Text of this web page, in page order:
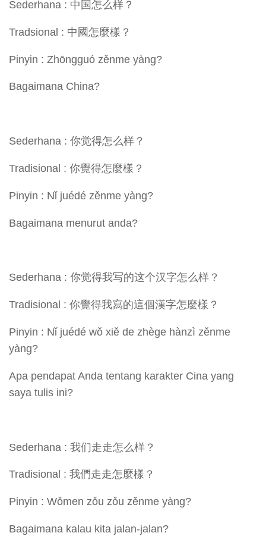
Sederhana : 中国怎么样？
Tradsional : 中國怎麼樣？
Pinyin : Zhōngguó zěnme yàng?
Bagaimana China?
Sederhana : 你觉得怎么样？
Tradisional : 你覺得怎麼樣？
Pinyin : Nǐ juédé zěnme yàng?
Bagaimana menurut anda?
Sederhana : 你觉得我写的这个汉字怎么样？
Tradisional : 你覺得我寫的這個漢字怎麼樣？
Pinyin : Nǐ juédé wǒ xiě de zhège hànzì zěnme
yàng?
Apa pendapat Anda tentang karakter Cina yang
saya tulis ini?
Sederhana : 我们走走怎么样？
Tradisional : 我們走走怎麼樣？
Pinyin : Wǒmen zǒu zǒu zěnme yàng?
Bagaimana kalau kita jalan-jalan?